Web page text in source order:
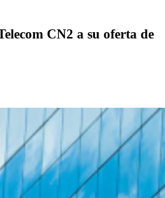
CN2 a su oferta de